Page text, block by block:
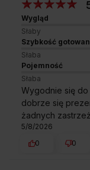
Wygląd
Słaby
Szybkość
Słaba
Pojemność
Słaba
Wygodnie się do
dobrze się
żadnych
5/8/2026
0
0